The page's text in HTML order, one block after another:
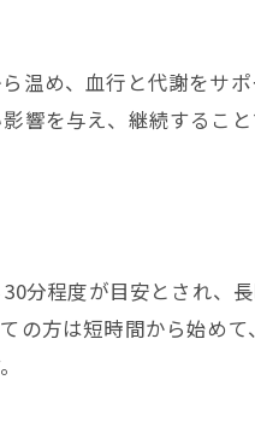
め、血行と代謝をサポ
響を与え、継続するこ
分程度が目安とされ、
の方は短時間から始め